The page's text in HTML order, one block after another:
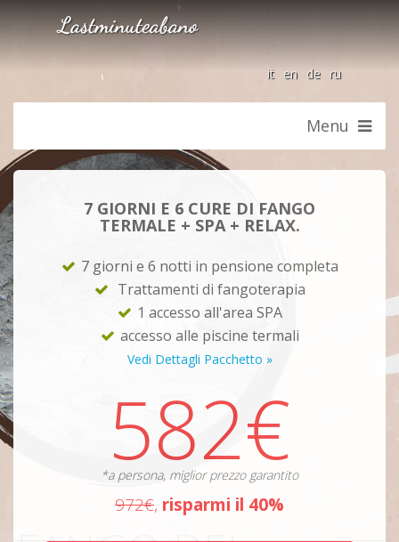
it en de ru
Menu
7 GIORNI E 6 CURE DI FANGO
TERMALE + SPA + RELAX.
7 giorni e 6 notti in pensione completa
Trattamenti di fangoterapia
1 accesso all'area SPA
accesso alle piscine termali
Vedi Dettagli Pacchetto »
582€
*a persona, miglior prezzo garantito
972€, risparmi il 40%